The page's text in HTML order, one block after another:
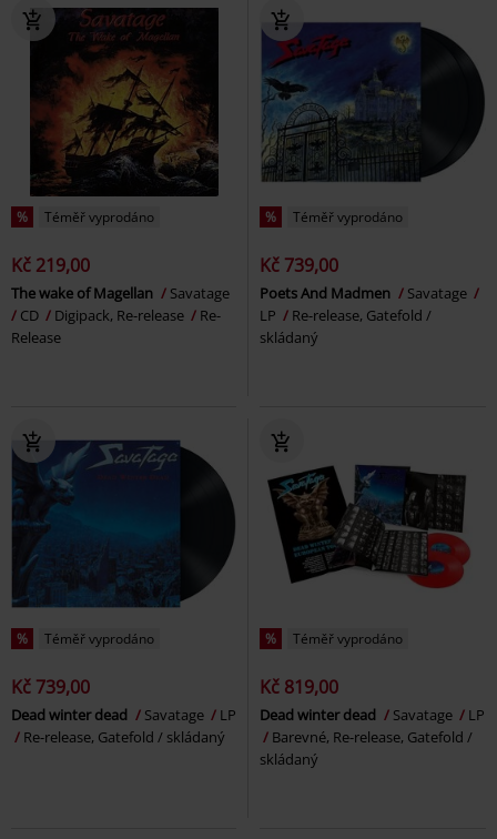
% Téměř vyprodáno
Kč 219,00
The wake of Magellan
Savatage
CD
Digipack, Re-release
Re-
Release
% Téměř vyprodáno
Kč 739,00
Poets And Madmen
Savatage
LP
Re-release, Gatefold /
skládaný
% Téměř vyprodáno
Kč 739,00
Dead winter dead Savatage
LP
Re-release, Gatefold / skládaný
% Téměř vyprodáno
Kč 819,00
Dead winter dead Savatage
LP
Barevné, Re-release, Gatefold /
skládaný